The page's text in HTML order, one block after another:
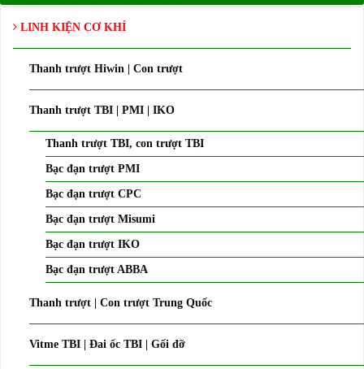
LINH KIỆN CƠ KHÍ
Thanh trượt Hiwin | Con trượt
Thanh trượt TBI | PMI | IKO
Thanh trượt TBI, con trượt TBI
Bạc đạn trượt PMI
Bạc đạn trượt CPC
Bạc đạn trượt Misumi
Bạc đạn trượt IKO
Bạc đạn trượt ABBA
Thanh trượt | Con trượt Trung Quốc
Vitme TBI | Đai ốc TBI | Gối đỡ